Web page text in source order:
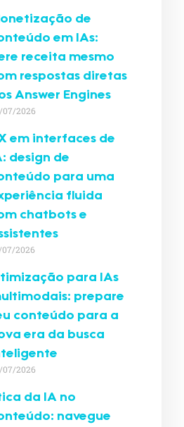
de
em IAs:
receita mesmo
respostas diretas
Answer Engines
07/2026
em interfaces de
design de
para uma
fluida
chatbots e
07/2026
para IAs
prepare
conteúdo para a
era da busca
07/2026
da IA no
navegue